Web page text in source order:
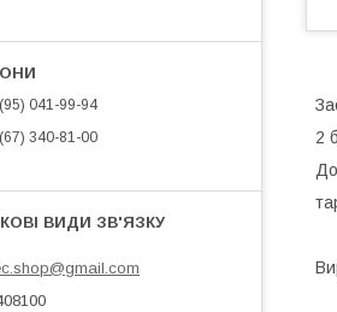
2
041-99-94
340-81-00